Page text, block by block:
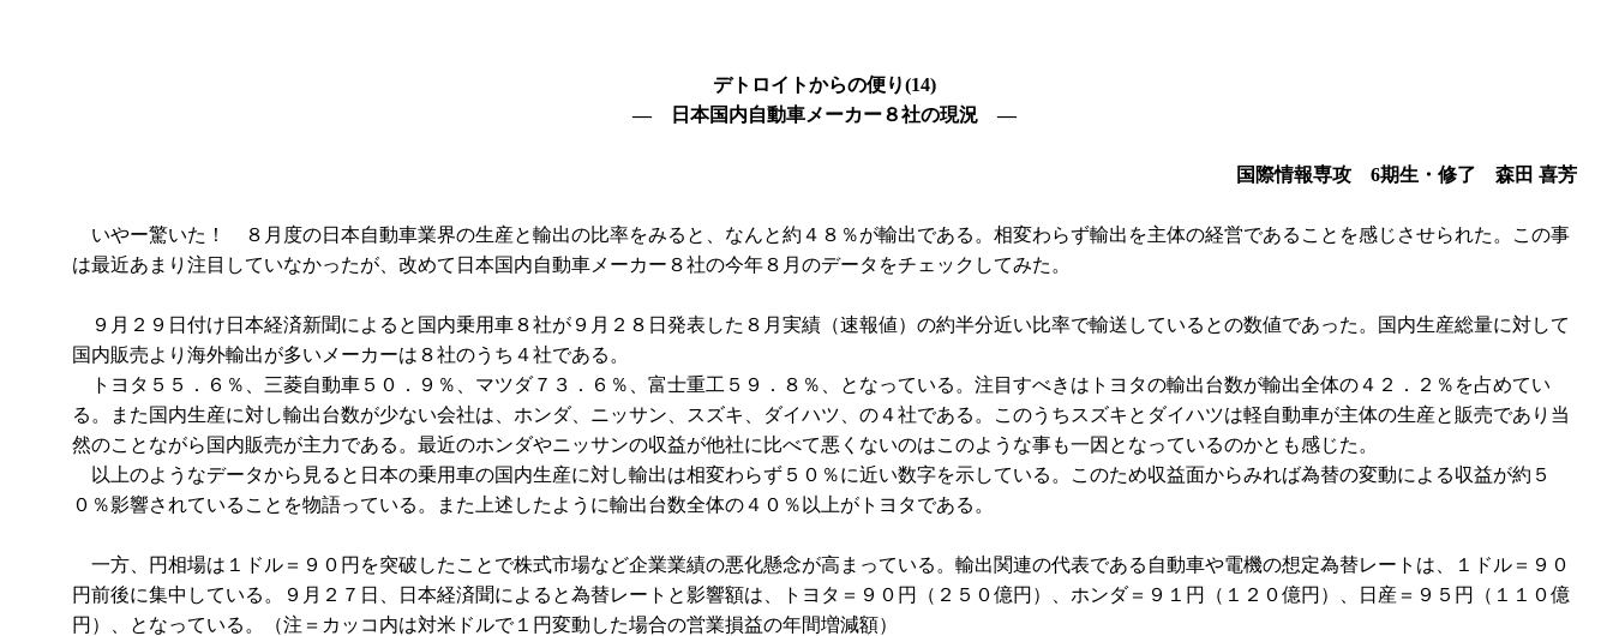
デトロイトからの便り(14)
― 日本国内自動車メーカー８社の現況 ―
国際情報専攻 6期生・修了 森田 喜芳
いやー驚いた！ ８月度の日本自動車業界の生産と輸出の比率をみると、なんと約４８％が輸出である。相変わらず輸出を主体の経営であることを感じさせられた。この事
は最近あまり注目していなかったが、改めて日本国内自動車メーカー８社の今年８月のデータをチェックしてみた。
９月２９日付け日本経済新聞によると国内乗用車８社が９月２８日発表した８月実績（速報値）の約半分近い比率で輸送しているとの数値であった。国内生産総量に対して
国内販売より海外輸出が多いメーカーは８社のうち４社である。
トヨタ５５．６％、三菱自動車５０．９％、マツダ７３．６％、富士重工５９．８％、となっている。注目すべきはトヨタの輸出台数が輸出全体の４２．２％を占めてい
る。また国内生産に対し輸出台数が少ない会社は、ホンダ、ニッサン、スズキ、ダイハツ、の４社である。このうちスズキとダイハツは軽自動車が主体の生産と販売であり当
然のことながら国内販売が主力である。最近のホンダやニッサンの収益が他社に比べて悪くないのはこのような事も一因となっているのかとも感じた。
以上のようなデータから見ると日本の乗用車の国内生産に対し輸出は相変わらず５０％に近い数字を示している。このため収益面からみれば為替の変動による収益が約５
０％影響されていることを物語っている。また上述したように輸出台数全体の４０％以上がトヨタである。
一方、円相場は１ドル＝９０円を突破したことで株式市場など企業業績の悪化懸念が高まっている。輸出関連の代表である自動車や電機の想定為替レートは、１ドル＝９０
円前後に集中している。９月２７日、日本経済聞によると為替レートと影響額は、トヨタ＝９０円（２５０億円）、ホンダ＝９１円（１２０億円）、日産＝９５円（１１０億
円）、となっている。（注＝カッコ内は対米ドルで１円変動した場合の営業損益の年間増減額）